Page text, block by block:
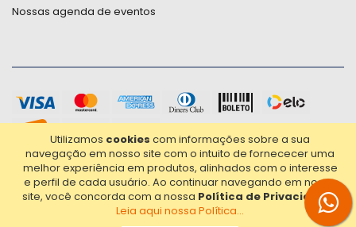
Utilizamos cookies com informações sobre a sua
navegação em nosso site com o intuito de fornececer uma
melhor experiência em produtos, alinhados com o interesse
e perfil de cada usuário. Ao continuar navegando em nosso
site, você concorda com a nossa Política de Privacidade.
Leia aqui nossa Política...
Nossas agenda de eventos
2021© Copyright Poligrafica Bazar Ltda- CNPJ 42.500.090/0001-